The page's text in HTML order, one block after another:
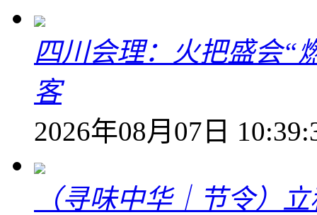
四川会理：火把盛会“
客
2026年08月07日
（寻味中华｜节令）